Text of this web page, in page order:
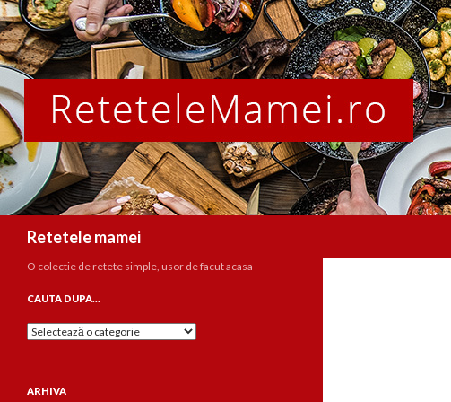
Retetele mamei
O colectie de retete simple, usor de facut acasa
CAUTA DUPA…
Cauta
ARHIVA